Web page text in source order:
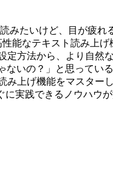
みたいけど、目が疲
能なテキスト読み上
方法から、より自然
いの？」と思ってい
上げ機能をマスター
実践できるノウハウが